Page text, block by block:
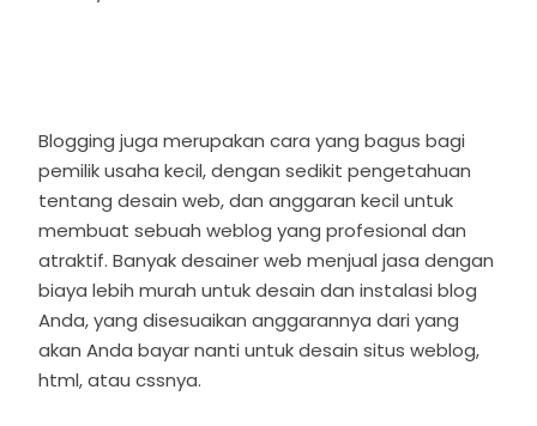
Blogging juga merupakan cara yang bagus bagi
pemilik usaha kecil, dengan sedikit pengetahuan
tentang desain web, dan anggaran kecil untuk
membuat sebuah weblog yang profesional dan
atraktif. Banyak desainer web menjual jasa dengan
biaya lebih murah untuk desain dan instalasi blog
Anda, yang disesuaikan anggarannya dari yang
akan Anda bayar nanti untuk desain situs weblog,
html, atau cssnya.